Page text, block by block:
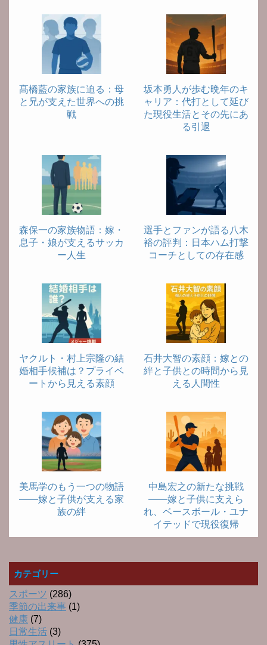
髙橋藍の家族に迫る：母
と兄が支えた世界への挑
戦
坂本勇人が歩む晩年のキ
ャリア：代打として延び
た現役生活とその先にあ
る引退
森保一の家族物語：嫁・
息子・娘が支えるサッカ
ー人生
選手とファンが語る八木
裕の評判：日本ハム打撃
コーチとしての存在感
ヤクルト・村上宗隆の結
婚相手候補は？プライベ
ートから見える素顔
石井大智の素顔：嫁との
絆と子供との時間から見
える人間性
美馬学のもう一つの物語
――嫁と子供が支える家
族の絆
中島宏之の新たな挑戦
――嫁と子供に支えら
れ、ベースボール・ユナ
イテッドで現役復帰
カテゴリー
スポーツ (286)
季節の出来事 (1)
健康 (7)
日常生活 (3)